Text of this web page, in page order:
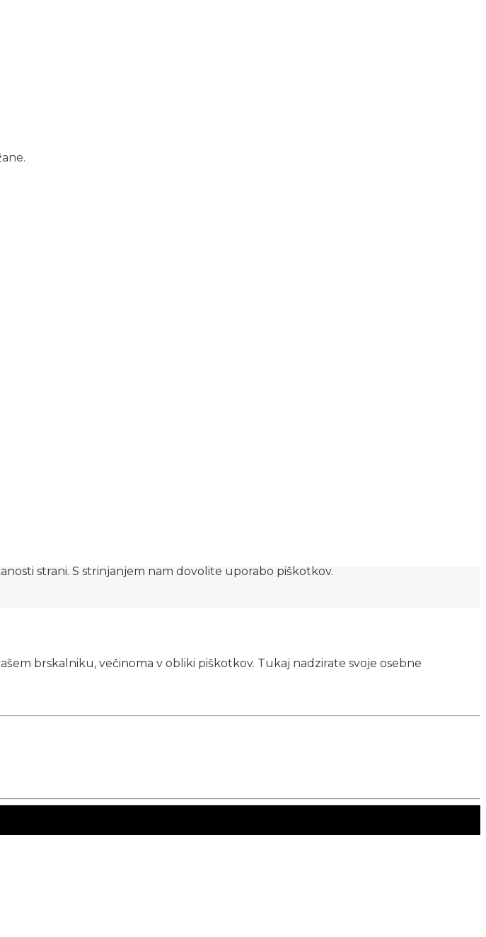
strani. S strinjanjem nam dovolite uporabo piškotkov.
brskalniku, večinoma v obliki piškotkov. Tukaj nadzirate svoje osebne